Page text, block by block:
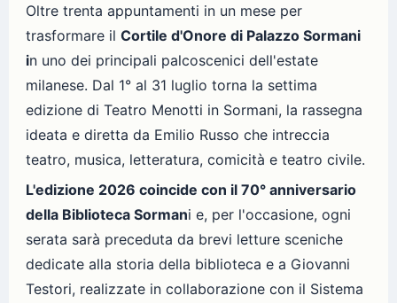
Oltre trenta appuntamenti in un mese per
trasformare il Cortile d'Onore di Palazzo Sormani
in uno dei principali palcoscenici dell'estate
milanese. Dal 1° al 31 luglio torna la settima
edizione di Teatro Menotti in Sormani, la rassegna
ideata e diretta da Emilio Russo che intreccia
teatro, musica, letteratura, comicità e teatro civile.
L'edizione 2026 coincide con il 70° anniversario
della Biblioteca Sormani e, per l'occasione, ogni
serata sarà preceduta da brevi letture sceniche
dedicate alla storia della biblioteca e a Giovanni
Testori, realizzate in collaborazione con il Sistema